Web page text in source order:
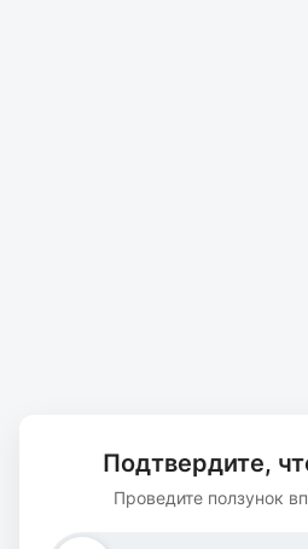
Подтвердите,
Проведите ползунок